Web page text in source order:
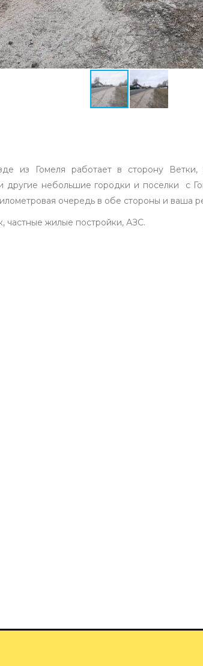
из Гомеля работает в сторону
другие небольшие городки и поселки с
очередь в обе стороны и ваша
частные жилые постройки, АЗС.